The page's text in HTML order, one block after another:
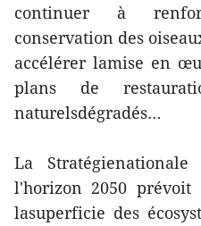
continuer à
conservation des
accélérer lamise en
plans de
naturelsdégradés…
La
l'horizon 2050 prévoit
lasuperficie des